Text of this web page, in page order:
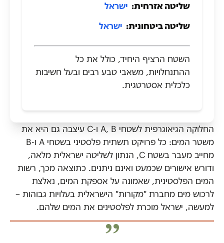
שליטה אזרחית: ישראל
שליטה ביטחונית: ישראל
השטח הרציף היחיד, כולל את כל
ההתנחלויות, משאבי טבע רבים ובעל חשיבות
כלכלית אסטרטגית.
החלוקה הגיאוגרפית לשטחי A, B ו-C עיצבה גם היא את
משטר המים: כל פרויקט תשתית פלסטיני בשטחי A ו-B
מחייב מעבר בשטח C, הנתון לשליטה ישראלית מלאה,
ודורש אישורים שכמעט ואינם ניתנים. כתוצאה מכך, רשות
המים הפלסטינית, שאמונה על אספקת המים, נאלצת
לרכוש מים מחברת "מקורות" הישראלית בעלויות גבוהות –
למעשה, ישראל מוכרת לפלסטינים את המים שלהם.